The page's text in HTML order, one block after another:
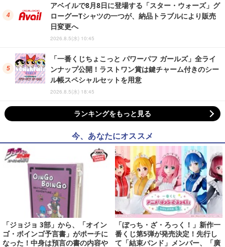
アベイルで8月8日に登場する「スター・ウォーズ」グ
ローグーTシャツの一つが、納品トラブルにより販売
日変更へ
2026.8.5(水) 10:45
「一番くじちょこっと パワーパフ ガールズ」全ライ
ンナップ公開！ラストワン賞は鍵チャーム付きのシー
ル帳スペシャルセットを用意
2026.8.5(水) 18:45
ランキングをもっと見る
今、あなたにオススメ
「ジョジョ 3部」から、「オイン
ゴ・ボインゴ予言書」がポーチに
なった！中身は預言の書の内容や
「ぼっち・ざ・ろっく！」新作一
番くじ第5弾が発売決定！先行し
て「結束バンド」メンバー、「廣